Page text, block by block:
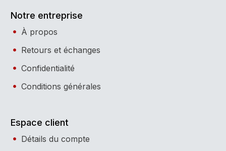
Notre entreprise
À propos
Retours et échanges
Confidentialité
Conditions générales
Espace client
Détails du compte